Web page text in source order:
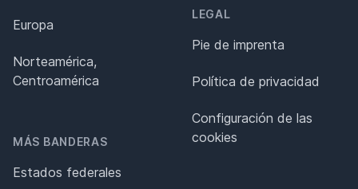
Europa
Norteamérica,
Centroamérica
MÁS BANDERAS
Estados federales
LEGAL
Pie de imprenta
Política de privacidad
Configuración de las
cookies